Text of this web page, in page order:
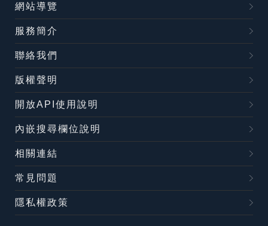
網站導覽
服務簡介
聯絡我們
版權聲明
開放API使用說明
內嵌搜尋欄位說明
相關連結
常見問題
隱私權政策